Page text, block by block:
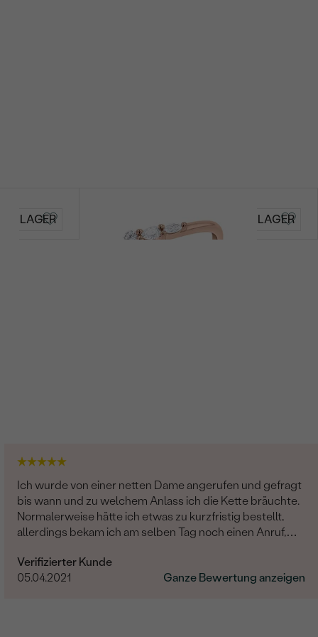
AUF LAGER AUF LAGER
Ich wurde von einer netten Dame angerufen und gefragt
bis wann und zu welchem Anlass ich die Kette bräuchte.
Normalerweise hätte ich etwas zu kurzfristig bestellt,
allerdings bekam ich am selben Tag noch einen Anruf,
Lieferung war superschnell. Man wird hervorragend
betreut. Vielen Dank
Verifizierter Kunde
05.04.2021
Ganze Bewertung anzeigen